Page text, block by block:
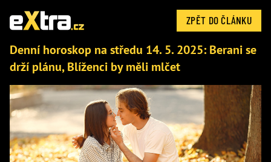
ZPĚT DO ČLÁNKU
Denní horoskop na středu 14. 5. 2025: Berani se
drží plánu, Blíženci by měli mlčet